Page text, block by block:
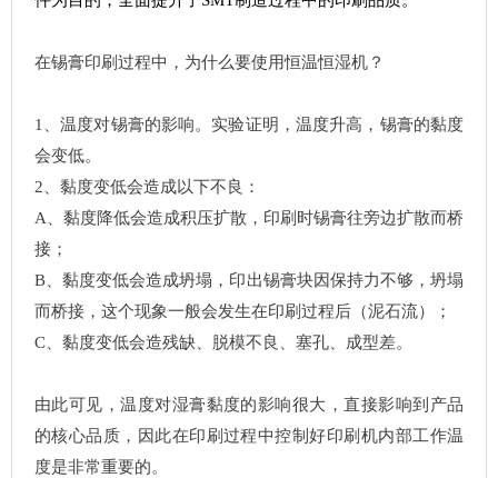
在锡膏印刷过程中，为什么要使用恒温恒湿机？
1、温度对锡膏的影响。实验证明，温度升高，锡膏的黏度
会变低。
2、黏度变低会造成以下不良：
A、 黏度降低会造成积压扩散，印刷时锡膏往旁边扩散而桥
接；
B、黏度变低会造成坍塌，印出锡膏块因保持力不够，坍塌
而桥接，这个现象一般会发生在印刷过程后（泥石流）；
C、黏度变低会造残缺、脱模不良、塞孔、成型差。
由此可见，温度对湿膏黏度的影响很大，直接影响到产品
的核心品质，因此在印刷过程中控制好印刷机内部工作温
度是非常重要的。